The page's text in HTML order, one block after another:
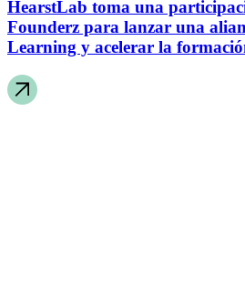
HearstLab toma una
Founderz para lanzar una
Learning y acelerar la